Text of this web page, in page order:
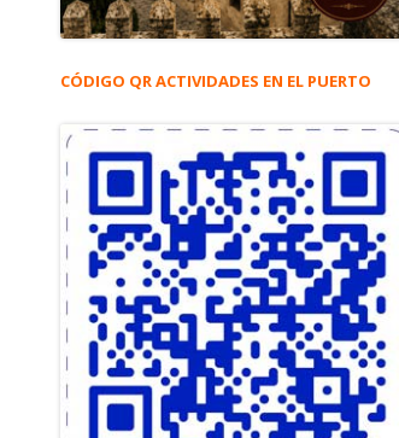
CÓDIGO QR ACTIVIDADES EN EL PUERTO